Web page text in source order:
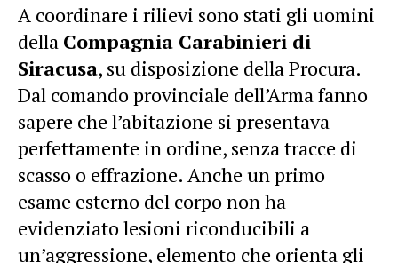
A coordinare i rilievi sono stati gli uomini
della Compagnia Carabinieri di
Siracusa, su disposizione della Procura.
Dal comando provinciale dell’Arma fanno
sapere che l’abitazione si presentava
perfettamente in ordine, senza tracce di
scasso o effrazione. Anche un primo
esame esterno del corpo non ha
evidenziato lesioni riconducibili a
un’aggressione, elemento che orienta gli